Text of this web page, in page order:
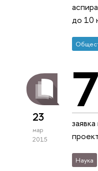
до 10
23
мар
2015
Наука